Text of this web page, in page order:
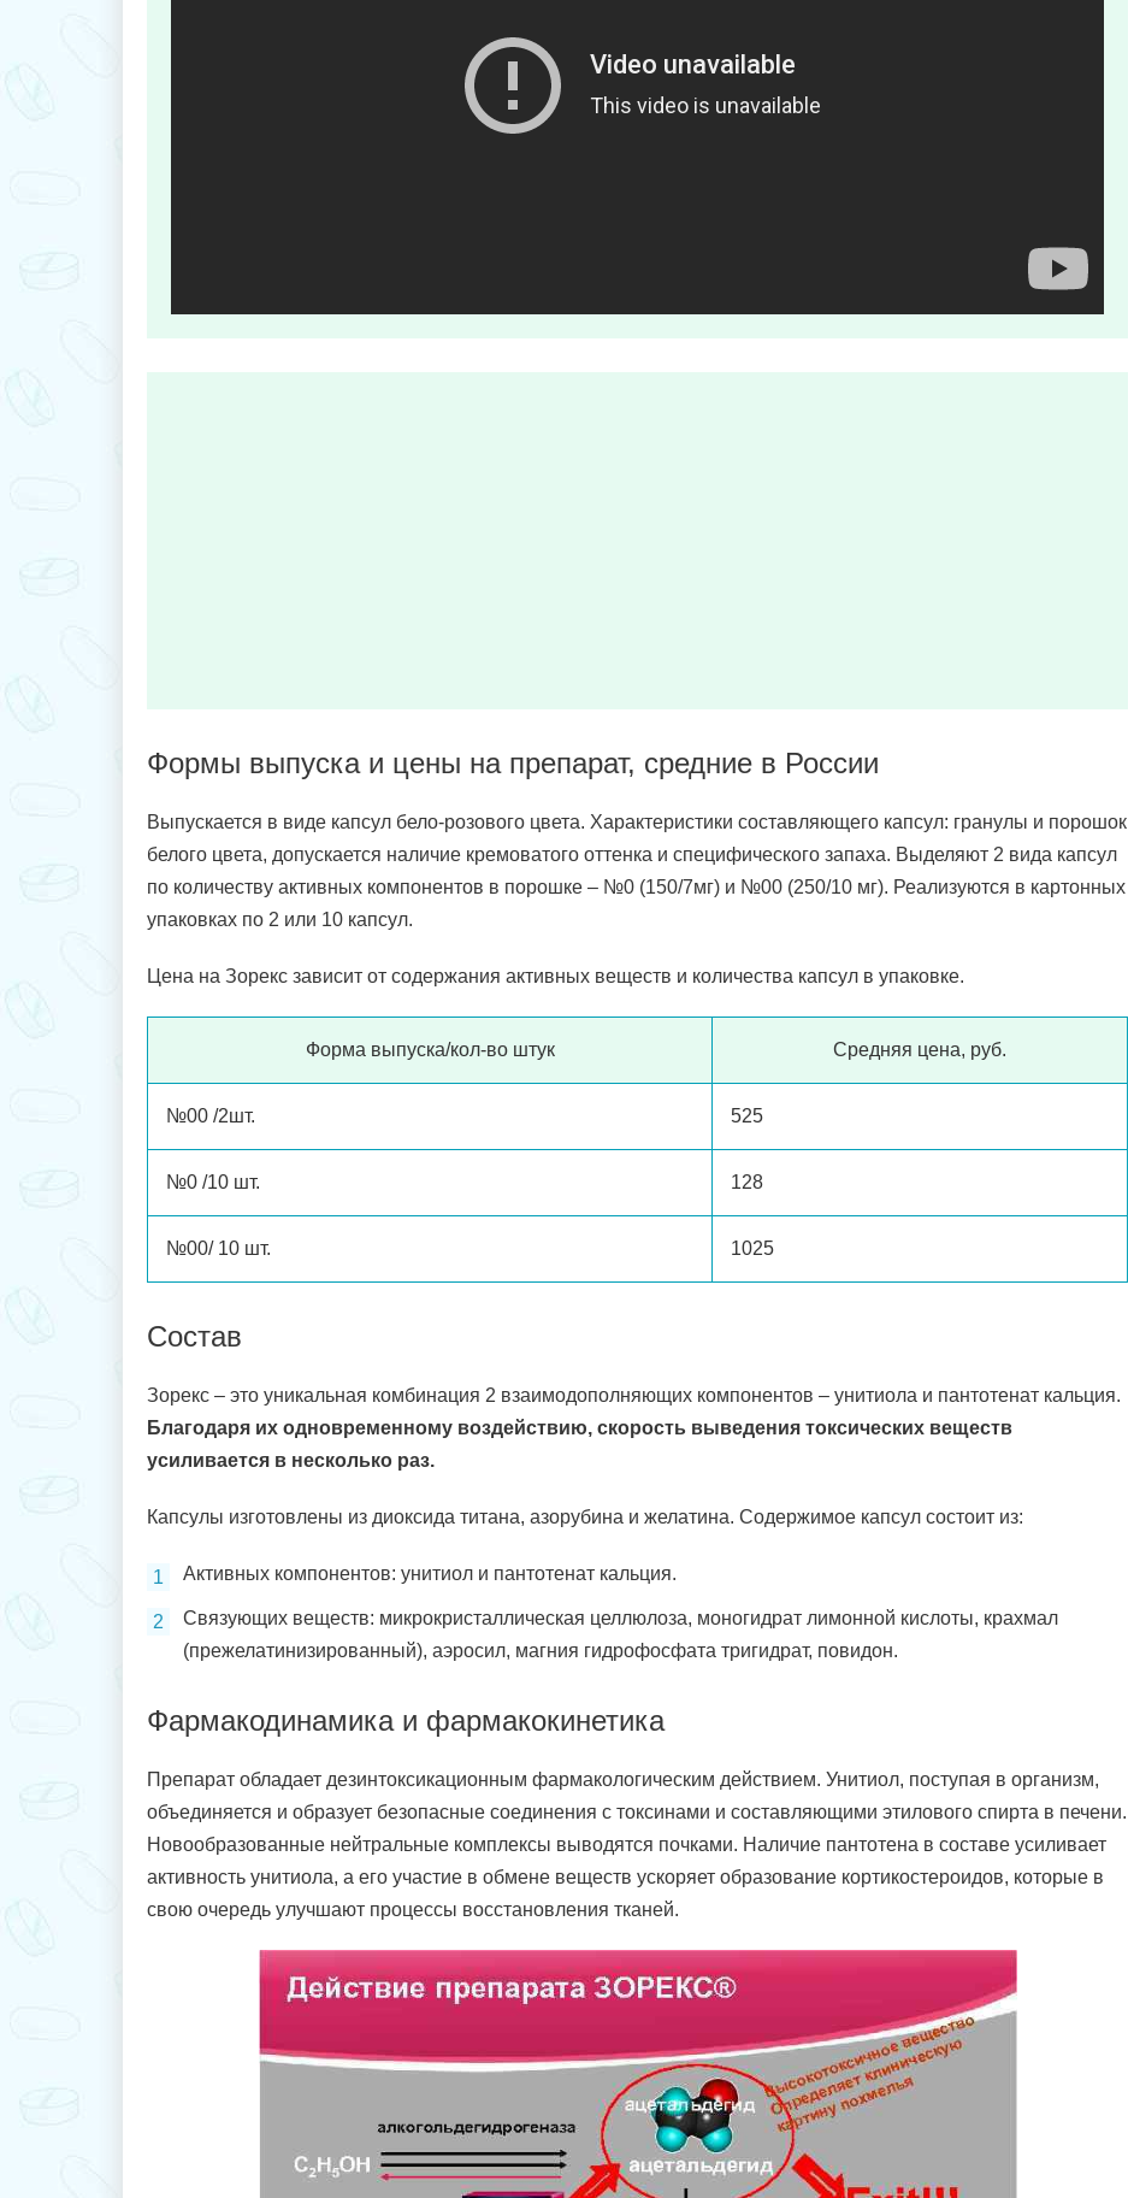
Формы выпуска и цены на препарат, средние в России
Выпускается в виде капсул бело-розового цвета. Характеристики составляющего капсул: гранулы и порошок
белого цвета, допускается наличие кремоватого оттенка и специфического запаха. Выделяют 2 вида капсул
по количеству активных компонентов в порошке – №0 (150/7мг) и №00 (250/10 мг). Реализуются в картонных
упаковках по 2 или 10 капсул.
Цена на Зорекс зависит от содержания активных веществ и количества капсул в упаковке.
Форма выпуска/кол-во штук Средняя цена, руб.
№00 /2шт. 525
№0 /10 шт. 128
№00/ 10 шт. 1025
Состав
Зорекс – это уникальная комбинация 2 взаимодополняющих компонентов – унитиола и пантотенат кальция.
Благодаря их одновременному воздействию, скорость выведения токсических веществ
усиливается в несколько раз.
Капсулы изготовлены из диоксида титана, азорубина и желатина. Содержимое капсул состоит из:
Активных компонентов: унитиол и пантотенат кальция.
Связующих веществ: микрокристаллическая целлюлоза, моногидрат лимонной кислоты, крахмал
(прежелатинизированный), аэросил, магния гидрофосфата тригидрат, повидон.
Фармакодинамика и фармакокинетика
Препарат обладает дезинтоксикационным фармакологическим действием. Унитиол, поступая в организм,
объединяется и образует безопасные соединения с токсинами и составляющими этилового спирта в печени.
Новообразованные нейтральные комплексы выводятся почками. Наличие пантотена в составе усиливает
активность унитиола, а его участие в обмене веществ ускоряет образование кортикостероидов, которые в
свою очередь улучшают процессы восстановления тканей.